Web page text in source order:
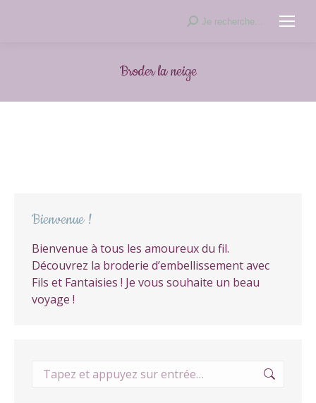
Recherche
Je recherche...
Broder la neige
Bienvenue !
Bienvenue à tous les amoureux du fil.
Découvrez la broderie d’embellissement avec
Fils et Fantaisies ! Je vous souhaite un beau
voyage !
Recherche